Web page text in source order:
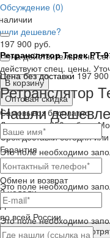
Обсуждение (0)
Ретранслятор Терек РТ-
Цена без доставки 197
Ретранслятор
Нашли
Это поле необходимо
Это поле необходимо
Это поле необходимо
дешевле?
197 900 руб.
Цена действительна на
действуют спец. цены.
В корзину
Оптовая скидка
Самовывоз бесплатно
Доставка от 250 руб. по
Cрок доставки сегодня
Гарантия
12 месяца
Обмен и возврат
2 недели
Доставка
по всей России
Сейчас этот товар